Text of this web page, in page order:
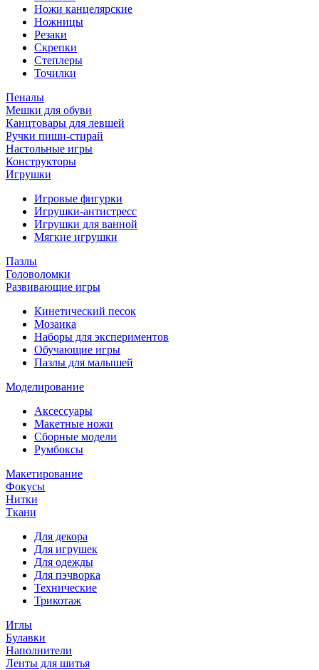
Ножи канцелярские
Ножницы
Резаки
Скрепки
Степлеры
Точилки
Пеналы
Мешки для обуви
Канцтовары для левшей
Ручки пиши-стирай
Настольные игры
Конструкторы
Игрушки
Игровые фигурки
Игрушки-антистресс
Игрушки для ванной
Мягкие игрушки
Пазлы
Головоломки
Развивающие игры
Кинетический песок
Мозаика
Наборы для экспериментов
Обучающие игры
Пазлы для малышей
Моделирование
Аксессуары
Макетные ножи
Сборные модели
Румбоксы
Макетирование
Фокусы
Нитки
Ткани
Для декора
Для игрушек
Для одежды
Для пэчворка
Технические
Трикотаж
Иглы
Булавки
Наполнители
Ленты для шитья